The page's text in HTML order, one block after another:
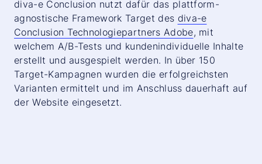
diva-e Conclusion nutzt dafür das plattform-
agnostische Framework Target des diva-e
Conclusion Technologiepartners Adobe, mit
welchem A/B-Tests und kundenindividuelle Inhalte
erstellt und ausgespielt werden. In über 150
Target-Kampagnen wurden die erfolgreichsten
Varianten ermittelt und im Anschluss dauerhaft auf
der Website eingesetzt.